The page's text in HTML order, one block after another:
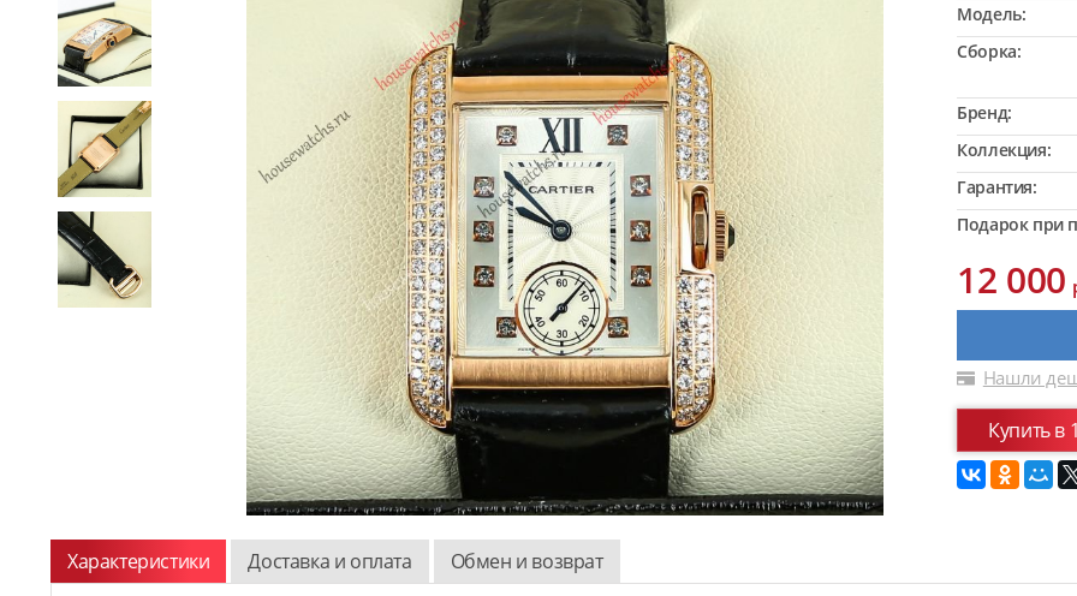
Модель:
Сборка:
Бренд:
Коллекция:
Гарантия:
Подарок при
12 000
Нашли
Купить в
Характеристики Доставка и оплата Обмен и возврат